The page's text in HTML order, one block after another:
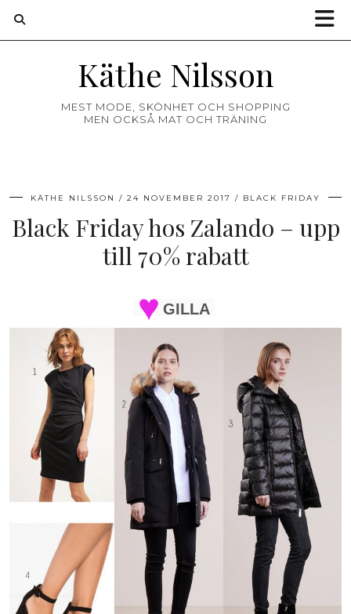
Käthe Nilsson
MEST MODE, SKÖNHET OCH SHOPPING
MEN OCKSÅ MAT OCH TRÄNING
KÄTHE NILSSON 24 NOVEMBER 2017 BLACK FRIDAY
Black Friday hos Zalando – upp
till 70% rabatt
GILLA